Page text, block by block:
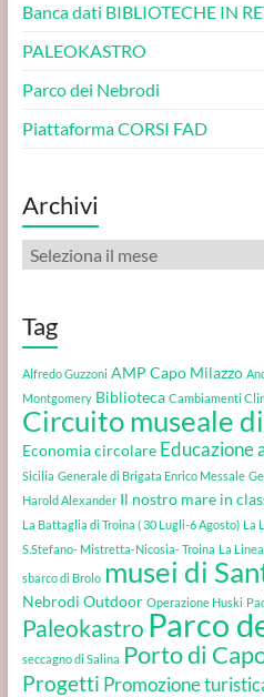
Banca dati BIBLIOTECHE IN
PALEOKASTRO
Parco dei Nebrodi
Piattaforma CORSI FAD
Archivi
Archivi
Tag
Alfredo Guzzoni AMP Capo Milazzo
Montgomery Biblioteca Cambiamenti
Circuito museale
Economia circolare Educazione
Sicilia Generale di Brigata Enrico Messale
Harold Alexander Il nostro mare in
La Battaglia di Troina ( 30 Lugli-6 Agosto) La
S.Stefano- Mistretta-Nicosia- Troina La
sbarco di Brolo musei di
Nebrodi Outdoor Operazione Huski
Paleokastro Parco
seccagno di Salina Porto di
Progetti Promozione